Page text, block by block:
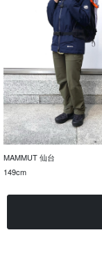
MAMMUT 仙台
149cm